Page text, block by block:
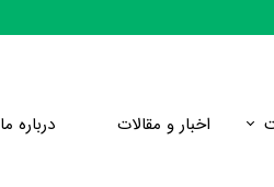
اخبار و مقالات درباره ما